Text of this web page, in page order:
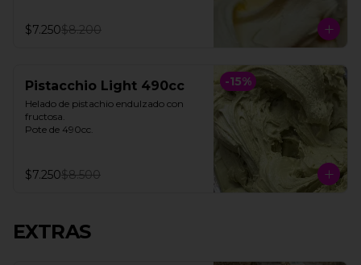
$7.250$8.200
-15%
Pistacchio Light 490cc
Helado de pistachio endulzado con
fructosa.
Pote de 490cc.
$7.250$8.500
EXTRAS